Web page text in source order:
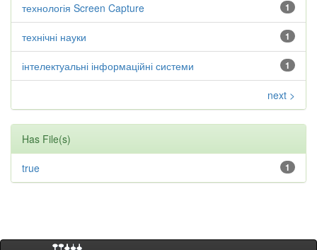
1
технологія Screen Capture
1
технічні науки
1
інтелектуальні інформаційні системи
next >
Has File(s)
1
true